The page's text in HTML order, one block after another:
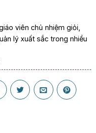
viên chủ nhiệm giỏi,
lý xuất sắc trong nhiều